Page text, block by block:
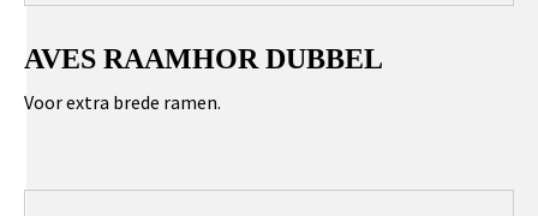
AVES RAAMHOR DUBBEL
Voor extra brede ramen.